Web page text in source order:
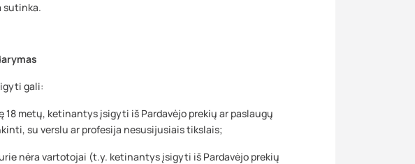
sutinka.
gali:
ketinantys įsigyti iš Pardavėjo prekių ar paslaugų
su verslu ar profesija nesusijusiais tikslais;
nėra vartotojai (t.y. ketinantys įsigyti iš Pardavėjo prekių